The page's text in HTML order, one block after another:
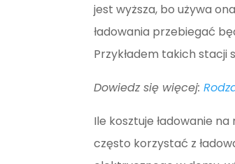
jest wyższa, bo używa
ładowania przebiegać
Przykładem takich stacji
Dowiedz się więcej:
Ile kosztuje ładowanie
często korzystać z